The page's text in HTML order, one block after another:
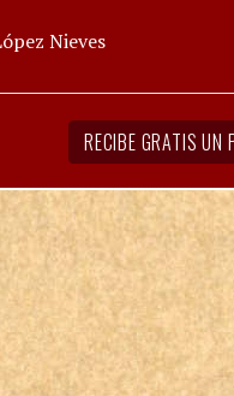
Nieves
RECIBE GRATIS UN